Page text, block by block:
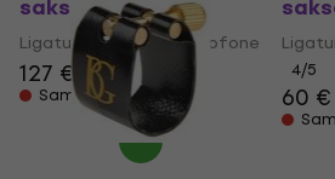
saksofone
Ligatura za tenor saksofone
127 € 129 €
Samo po narudžbi
4/5
60 €